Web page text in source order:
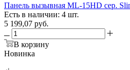
Панель вызывная ML-15HD сер.
Есть в наличии: 4 шт.
5 199,07 руб.
В корзину
Новинка